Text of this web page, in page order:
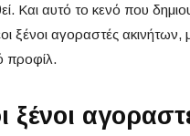
Και αυτό το κενό που
ξένοι αγοραστές ακινήτων,
προφίλ.
ξένοι